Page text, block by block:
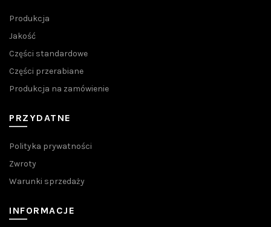
Produkcja
Jakość
Części standardowe
Części przerabiane
Produkcja na zamówienie
PRZYDATNE
Polityka prywatności
Zwroty
Warunki sprzedaży
INFORMACJE